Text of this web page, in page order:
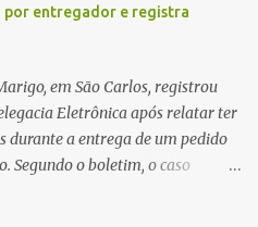
por entregador e registra
em São Carlos, registrou
Eletrônica após relatar ter
durante a entrega de um pedido
Segundo o boletim, o caso